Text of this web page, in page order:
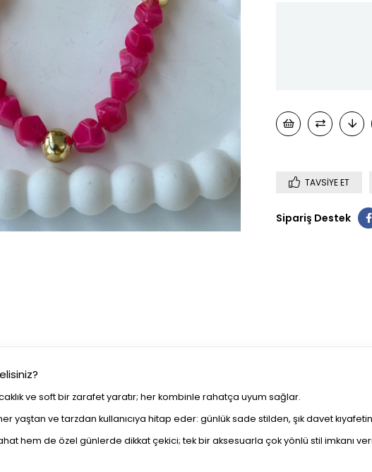
TAVSIYE ET
Sipariş Destek
ve soft bir zarafet yaratır; her kombinle rahatça uyum sağlar.
yaştan ve tarzdan kullanıcıya hitap eder: günlük sade stilden, şık davet
hem de özel günlerde dikkat çekici; tek bir aksesuarla çok yönlü stil imkanı